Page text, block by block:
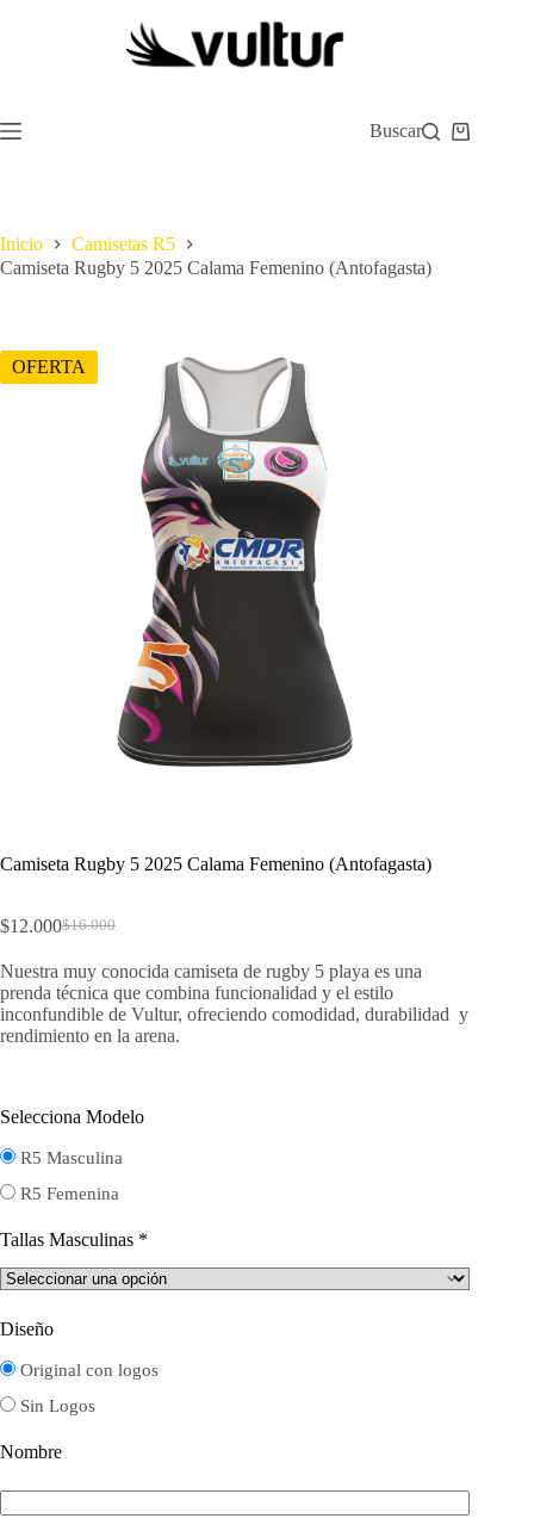
Buscar
Carro
Inicio
Camisetas R5
Camiseta Rugby 5 2025 Calama Femenino (Antofagasta)
OFERTA
Camiseta Rugby 5 2025 Calama Femenino (Antofagasta)
$16.000
El
original
era:
$16.000.
$12.000El
actual
es:
$12.000.
Nuestra muy conocida camiseta de rugby 5 playa es una
prenda técnica que combina funcionalidad y el estilo
inconfundible de Vultur, ofreciendo comodidad, durabilidad y
rendimiento en la arena.
Selecciona Modelo
R5 Masculina
R5 Femenina
Tallas Masculinas *
Diseño
Original con logos
Sin Logos
Nombre